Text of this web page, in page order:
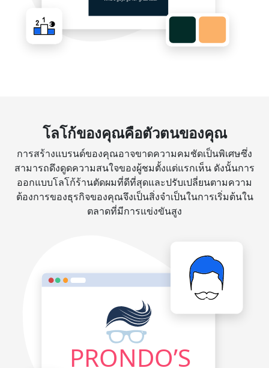
โลโก้ของคุณคือตัวตนของคุณ
การสร้างแบรนด์ของคุณอาจขาดความคมชัดเป็นพิเศษซึ่ง
สามารถดึงดูดความสนใจของผู้ชมตั้งแต่แรกเห็น ดังนั้นการ
ออกแบบโลโก้ร้านตัดผมที่ดีที่สุดและปรับเปลี่ยนตามความ
ต้องการของธุรกิจของคุณจึงเป็นสิ่งจำเป็นในการเริ่มต้นใน
ตลาดที่มีการแข่งขันสูง